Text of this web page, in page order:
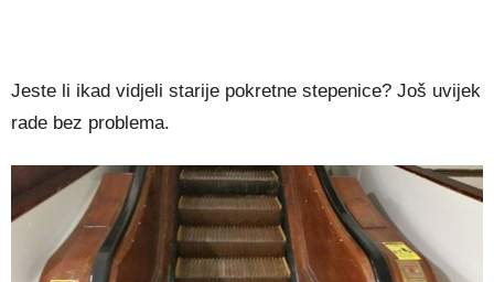
Jeste li ikad vidjeli starije pokretne stepenice? Još uvijek
rade bez problema.